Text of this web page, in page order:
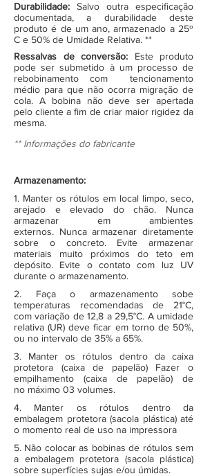
Durabilidade: Salvo outra especificação
documentada, a durabilidade deste
produto é de um ano, armazenado a 25º
C e 50% de Umidade Relativa. **
Ressalvas de conversão: Este produto
pode ser submetido à um processo de
rebobinamento com tencionamento
médio para que não ocorra migração de
cola. A bobina não deve ser apertada
pelo cliente a fim de criar maior rigidez da
mesma.
** Informações do fabricante
Armazenamento:
1. Manter os rótulos em local limpo, seco,
arejado e elevado do chão. Nunca
armazenar em ambientes
externos. Nunca armazenar diretamente
sobre o concreto. Evite armazenar
materiais muito próximos do teto em
depósito. Evite o contato com luz UV
durante o armazenamento.
2. Faça o armazenamento sobe
temperaturas recomendadas de 21°C,
com variação de 12,8 a 29,5°C. A umidade
relativa (UR) deve ficar em torno de 50%,
ou no intervalo de 35% a 65%.
3. Manter os rótulos dentro da caixa
protetora (caixa de papelão) Fazer o
empilhamento (caixa de papelão) de
no máximo 03 volumes.
4. Manter os rótulos dentro da
embalagem protetora (sacola plástica) até
o momento real de uso na impressora
5. Não colocar as bobinas de rótulos sem
a embalagem protetora (sacola plástica)
sobre superfícies sujas e/ou úmidas.